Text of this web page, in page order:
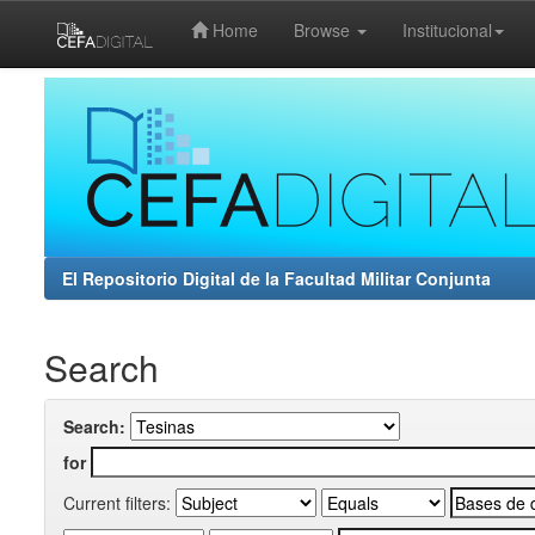
Home Browse Institucional
El Repositorio Digital de la Facultad Militar Conjunta
Search
Search:
for
Current filters: